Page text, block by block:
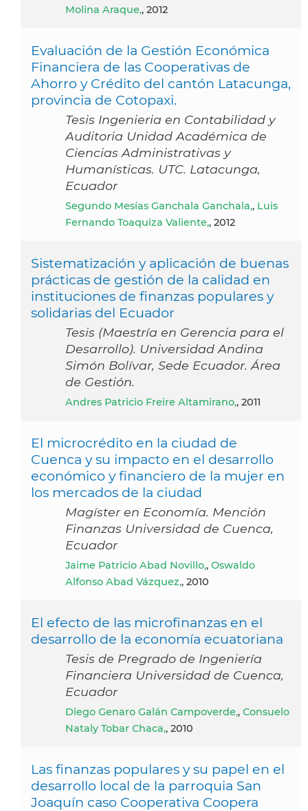
Molina Araque,, 2012
Evaluación de la Gestión Económica
Financiera de las Cooperativas de
Ahorro y Crédito del cantón Latacunga,
provincia de Cotopaxi.
Tesis Ingenieria en Contabilidad y
Auditoria Unidad Académica de
Ciencias Administrativas y
Humanísticas. UTC. Latacunga,
Ecuador
Segundo Mesías Ganchala Ganchala,, Luis
Fernando Toaquiza Valiente,, 2012
Sistematización y aplicación de buenas
prácticas de gestión de la calidad en
instituciones de finanzas populares y
solidarias del Ecuador
Tesis (Maestría en Gerencia para el
Desarrollo). Universidad Andina
Simón Bolívar, Sede Ecuador. Área
de Gestión.
Andres Patricio Freire Altamirano,, 2011
El microcrédito en la ciudad de
Cuenca y su impacto en el desarrollo
económico y financiero de la mujer en
los mercados de la ciudad
Magíster en Economía. Mención
Finanzas Universidad de Cuenca,
Ecuador
Jaime Patricio Abad Novillo,, Oswaldo
Alfonso Abad Vázquez,, 2010
El efecto de las microfinanzas en el
desarrollo de la economía ecuatoriana
Tesis de Pregrado de Ingeniería
Financiera Universidad de Cuenca,
Ecuador
Diego Genaro Galán Campoverde,, Consuelo
Nataly Tobar Chaca,, 2010
Las finanzas populares y su papel en el
desarrollo local de la parroquia San
Joaquín caso Cooperativa Coopera